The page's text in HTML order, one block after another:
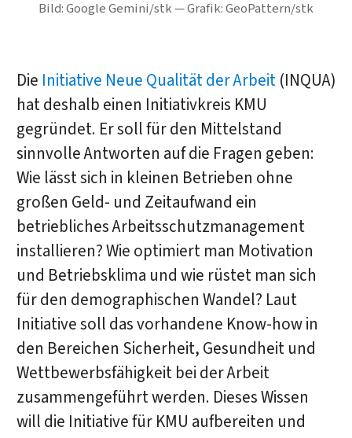
Bild: Google Gemini/stk — Grafik: GeoPattern/stk
Die Initiative Neue Qualität der Arbeit(INQUA)
hat deshalb einen Initiativkreis KMU
gegründet. Er soll für den Mittelstand
sinnvolle Antworten auf die Fragen geben:
Wie lässt sich in kleinen Betrieben ohne
großen Geld- und Zeitaufwand ein
betriebliches Arbeitsschutzmanagement
installieren? Wie optimiert man Motivation
und Betriebsklima und wie rüstet man sich
für den demographischen Wandel? Laut
Initiative soll das vorhandene Know-how in
den Bereichen Sicherheit, Gesundheit und
Wettbewerbsfähigkeit bei der Arbeit
zusammengeführt werden. Dieses Wissen
will die Initiative für KMU aufbereiten und